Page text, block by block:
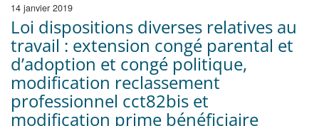
14 janvier 2019
Loi dispositions diverses relatives au
travail : extension congé parental et
d’adoption et congé politique,
modification reclassement
professionnel cct82bis et
modification prime bénéficiaire